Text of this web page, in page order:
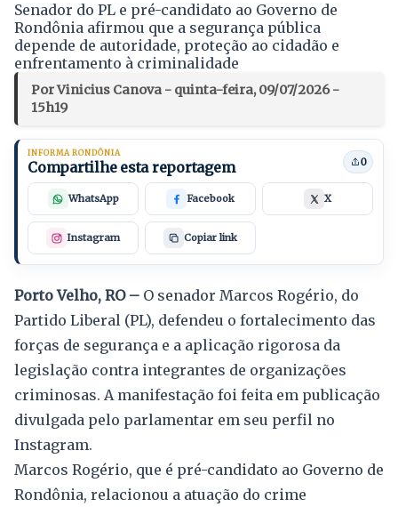
Senador do PL e pré-candidato ao Governo de
Rondônia afirmou que a segurança pública
depende de autoridade, proteção ao cidadão e
enfrentamento à criminalidade
Por Vinicius Canova - quinta-feira, 09/07/2026 -
15h19
INFORMA RONDÔNIA
Compartilhe esta reportagem 0
WhatsApp Facebook X
Instagram Copiar link
Porto Velho, RO – O senador Marcos Rogério, do
Partido Liberal (PL), defendeu o fortalecimento das
forças de segurança e a aplicação rigorosa da
legislação contra integrantes de organizações
criminosas. A manifestação foi feita em publicação
divulgada pelo parlamentar em seu perfil no
Instagram.
Marcos Rogério, que é pré-candidato ao Governo de
Rondônia, relacionou a atuação do crime